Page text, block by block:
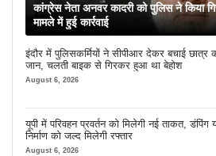
कांग्रेस नेता अनवर कादरी को पुलिस ने किया
मामले में हुई कार्रवाई
इंदौर में पुलिसकर्मियों ने सीपीआर देकर बचाई छात्र
जान, चलती बाइक से गिरकर हुआ था बेहोश
August 6, 2026
यूपी में परिवहन प्रवर्तन को मिलेगी नई ताकत, डंपिंग
निर्माण को जल्द मिलेगी रफ्तार
August 6, 2026